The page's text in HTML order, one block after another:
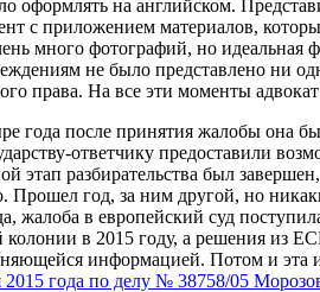
на английском.
с приложением материалов,
много фотографий, но идеальная
не было представлено ни
права. На все эти моменты
года после принятия жалобы она
ответчику предоставили
этап разбирательства был
Прошел год, за ним другой, но
жалоба в европейский суд
в 2015 году, а решения из
информацией. Потом и эта
2015 года по делу № 38758/05